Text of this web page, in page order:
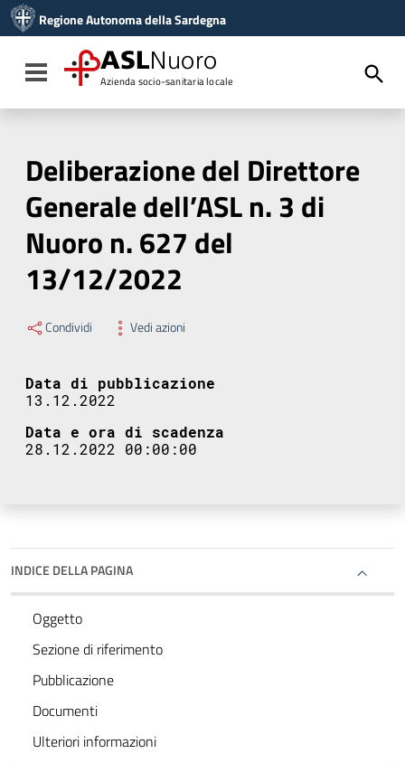
Vai al menu di navigazione
Vai al footer
Regione Autonoma della Sardegna
Toggle navigation
ASLNuoro
Azienda socio-sanitaria locale
Deliberazione del Direttore
Generale dell’ASL n. 3 di
Nuoro n. 627 del
13/12/2022
Condividi Vedi azioni
Data di pubblicazione
13.12.2022
Data e ora di scadenza
28.12.2022 00:00:00
INDICE DELLA PAGINA
Oggetto
Sezione di riferimento
Pubblicazione
Documenti
Ulteriori informazioni